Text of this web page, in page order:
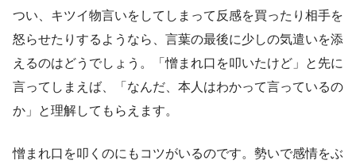
つい、キツイ物言いをしてしまって反感を買ったり相手を
怒らせたりするようなら、言葉の最後に少しの気遣いを添
えるのはどうでしょう。「憎まれ口を叩いたけど」と先に
言ってしまえば、「なんだ、本人はわかって言っているの
か」と理解してもらえます。
憎まれ口を叩くのにもコツがいるのです。勢いで感情をぶ